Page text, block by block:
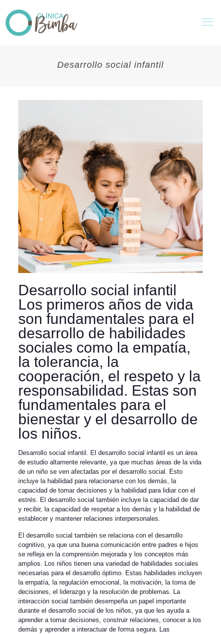
Desarrollo social infantil
Desarrollo social infantil
Los primeros años de vida
son fundamentales para el
desarrollo de habilidades
sociales como la empatía,
la tolerancia, la
cooperación, el respeto y la
responsabilidad. Estas son
fundamentales para el
bienestar y el desarrollo de
los niños.
Desarrollo social infantil. El desarrollo social infantil es un área
de estudio altamente relevante, ya que muchas áreas de la vida
de un niño se ven afectadas por el desarrollo social. Esto
incluye la habilidad para relacionarse con los demás, la
capacidad de tomar decisiones y la habilidad para lidiar con el
estrés. El desarrollo social también incluye la capacidad de dar
y recibir, la capacidad de respetar a los demás y la habilidad de
establecer y mantener relaciones interpersonales.
El desarrollo social también se relaciona con el desarrollo
cognitivo, ya que una buena comunicación entre padres e hijos
se refleja en la comprensión mejorada y los conceptos más
amplios. Los niños tienen una variedad de habilidades sociales
necesarias para el desarrollo óptimo. Estas habilidades incluyen
la empatía, la regulación emocional, la motivación, la toma de
decisiones, el liderazgo y la resolución de problemas. La
interacción social también desempeña un papel importante
durante el desarrollo social de los niños, ya que les ayuda a
aprender a tomar decisiones, construir relaciones, conocer a los
demás y aprender a interactuar de forma segura. Las